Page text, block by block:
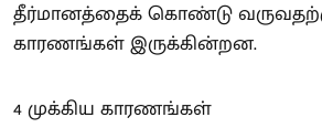
தீர்மானத்தைக் கொண்டு
காரணங்கள் இருக்கின்றன.
4 முக்கிய காரணங்கள்